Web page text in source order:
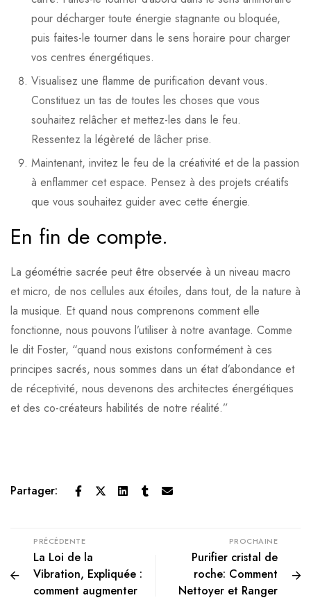
pour décharger toute énergie stagnante ou bloquée,
puis faites-le tourner dans le sens horaire pour charger
vos centres énergétiques.
Visualisez une flamme de purification devant vous.
Constituez un tas de toutes les choses que vous
souhaitez relâcher et mettez-les dans le feu.
Ressentez la légèreté de lâcher prise.
Maintenant, invitez le feu de la créativité et de la passion
à enflammer cet espace. Pensez à des projets créatifs
que vous souhaitez guider avec cette énergie.
En fin de compte.
La géométrie sacrée peut être observée à un niveau macro
et micro, de nos cellules aux étoiles, dans tout, de la nature à
la musique. Et quand nous comprenons comment elle
fonctionne, nous pouvons l’utiliser à notre avantage. Comme
le dit Foster, “quand nous existons conformément à ces
principes sacrés, nous sommes dans un état d’abondance et
de réceptivité, nous devenons des architectes énergétiques
et des co-créateurs habilités de notre réalité.”
Partager:
PRÉCÉDENTE
La Loi de la
Vibration, Expliquée :
comment augmenter
PROCHAINE
Purifier cristal de
roche: Comment
Nettoyer et Ranger